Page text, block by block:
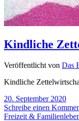
Kindliche
Veröffentlicht von Das
Kindliche
20. September 2020
Schreibe einen
Freizeit &